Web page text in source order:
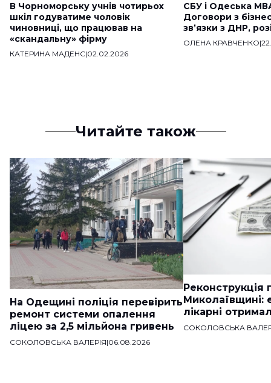
В Чорноморську учнів чотирьох
шкіл годуватиме чоловік
чиновниці, що працював на
«скандальну» фірму
КАТЕРИНА МАДЕНС|02.02.2026
СБУ і Одеська
Договори з
звʼязки з ДНР,
ОЛЕНА КРАВЧЕНКО|
Читайте також
На Одещині поліція перевірить
ремонт системи опалення
ліцею за 2,5 мільйона гривень
СОКОЛОВСЬКА ВАЛЕРІЯ|06.08.2026
Реконструкція
Миколаївщині:
лікарні
СОКОЛОВСЬКА